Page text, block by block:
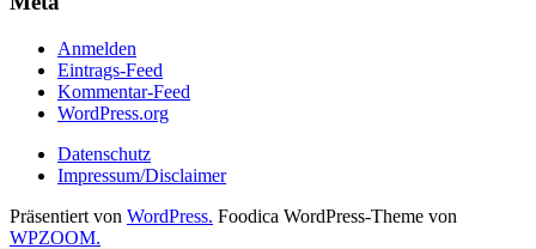
Anmelden
Eintrags-Feed
Kommentar-Feed
WordPress.org
Datenschutz
Impressum/Disclaimer
Präsentiert von WordPress. Foodica WordPress-Theme von
WPZOOM.